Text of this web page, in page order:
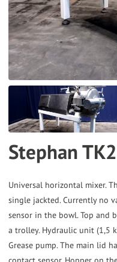
Stephan
Universal horizontal mixer.
single jackted. Currently no
sensor in the bowl. Top and
a trolley. Hydraulic unit (1,5
Grease pump. The main lid